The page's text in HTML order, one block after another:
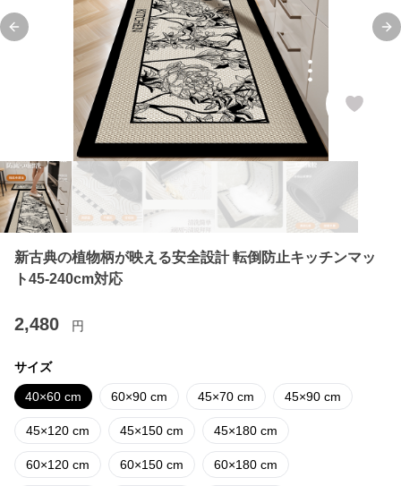
Previous slide
新古典の植物柄が映える安全設計 転倒防止キッチンマッ
ト45-240cm対応
2,480 円
サイズ
40×60 cm 60×90 cm 45×70 cm 45×90 cm
45×120 cm 45×150 cm 45×180 cm
60×120 cm 60×150 cm 60×180 cm